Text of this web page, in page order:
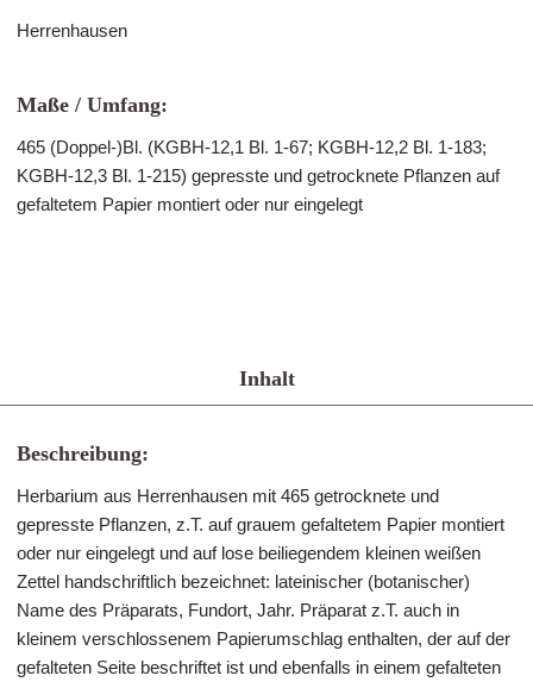
Herrenhausen
Maße / Umfang:
465 (Doppel-)Bl. (KGBH-12,1 Bl. 1-67; KGBH-12,2 Bl. 1-183;
KGBH-12,3 Bl. 1-215) gepresste und getrocknete Pflanzen auf
gefaltetem Papier montiert oder nur eingelegt
Inhalt
Beschreibung:
Herbarium aus Herrenhausen mit 465 getrocknete und
gepresste Pflanzen, z.T. auf grauem gefaltetem Papier montiert
oder nur eingelegt und auf lose beiliegendem kleinen weißen
Zettel handschriftlich bezeichnet: lateinischer (botanischer)
Name des Präparats, Fundort, Jahr. Präparat z.T. auch in
kleinem verschlossenem Papierumschlag enthalten, der auf der
gefalteten Seite beschriftet ist und ebenfalls in einem gefalteten